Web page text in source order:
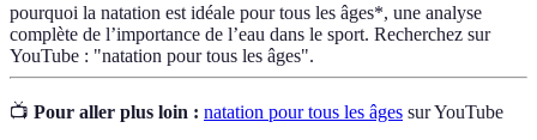
pourquoi la natation est idéale pour tous les âges*, une analyse
complète de l’importance de l’eau dans le sport. Recherchez sur
YouTube : "natation pour tous les âges".
📺 Pour aller plus loin : natation pour tous les âges sur YouTube